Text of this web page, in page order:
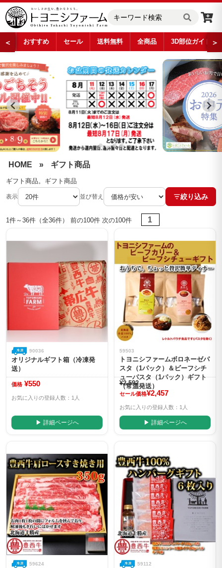
＜ おすすめ セール 送料無料 全商品 3D部位ガイド ＞
ギフト商品
HOME » ギフト商品
ギフト商品。ギフト商品
表示 並び替え 絞り込み
1件～36件（全36件） 前の100件 次の100件 1
90036
オリジナルギフト箱（冷凍発
送）
価格 ¥550
お気に入りの登録人数：1人
▶ 詳細ページへ
59503
トヨニシファームボロネーゼパ
スタ（1パック）＆ビーフシチ
ューパスタ（1パック）ギフト
（常温発送）
¥2,592
セール価格¥2,457
お気に入りの登録人数：1人
▶ 詳細ページへ
59624 59112